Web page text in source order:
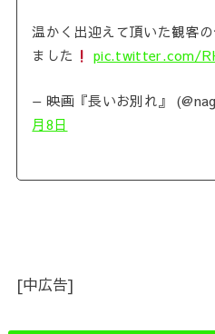
温かく出迎えて頂いた観客
ました
pic.twitter.com/
— 映画『長いお別れ』
月8日
[中広告]